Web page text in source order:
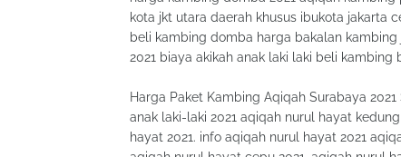
kota jkt utara daerah khusus ibukota jakarta
beli kambing domba harga bakalan
2021 biaya akikah anak laki laki beli
Harga Paket Kambing Aqiqah Surabaya
anak laki-laki 2021 aqiqah nurul hayat
hayat 2021. info aqiqah nurul hayat 2021